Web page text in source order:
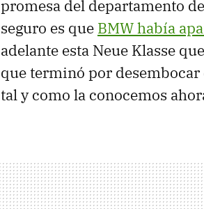
promesa del departamento
seguro es que BMW había
adelante esta Neue Klasse
que terminó por
tal y como la conocemos